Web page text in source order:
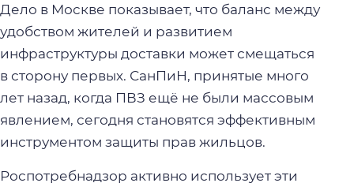
Дело в Москве показывает, что баланс между
удобством жителей и развитием
инфраструктуры доставки может смещаться
в сторону первых. СанПиН, принятые много
лет назад, когда ПВЗ ещё не были массовым
явлением, сегодня становятся эффективным
инструментом защиты прав жильцов.
Роспотребнадзор активно использует эти